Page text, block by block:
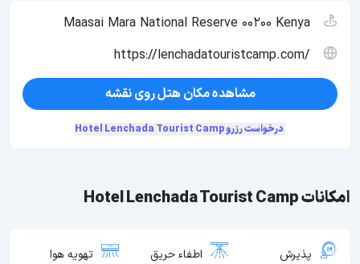
امکانات Hotel Lenchada Tourist Camp
پذیرش اطفاء حریق تهویه هوا
Maasai Mara National Reserve 00200 Kenya
https://lenchadatouristcamp.com/
مشاهده مکان هتل روی نقشه
درخواست رزرو Hotel Lenchada Tourist Camp